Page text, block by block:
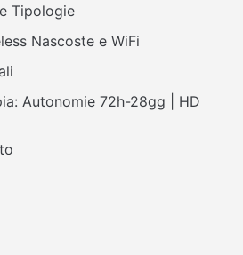
Tipologie
Nascoste e WiFi
Autonomie 72h-28gg | HD